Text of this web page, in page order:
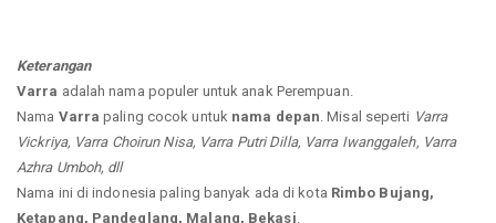
Keterangan
Varra adalah nama populer untuk anak Perempuan.
Nama Varra paling cocok untuk nama depan . Misal seperti Varra
Vickriya, Varra Choirun Nisa, Varra Putri Dilla, Varra Iwanggaleh, Varra
Azhra Umboh, dll
Nama ini di indonesia paling banyak ada di kota Rimbo Bujang,
Ketapang, Pandeglang, Malang, Bekasi